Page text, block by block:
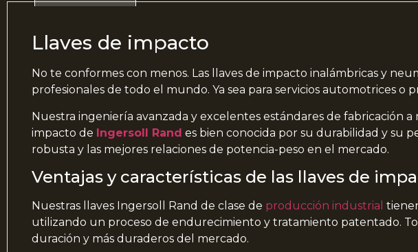
Llaves de impacto
No te conformes con menos. Las llaves de impacto inalámbricas y
profesionales de todo el mundo. Ya sea para servicios automotrices o
Nuestra ingeniería avanzada y excelentes estándares de fabricación
impacto de Ingersoll Rand es bien conocida por su durabilidad y su
robusta y las mejores relaciones de potencia-peso en el mercado.
Ventajas y características de las llaves de
Nuestras llaves Ingersoll Rand de clase de producción industrial
utilizando un proceso de endurecimiento y tratamiento patentado.
duración y más duraderos del mercado.